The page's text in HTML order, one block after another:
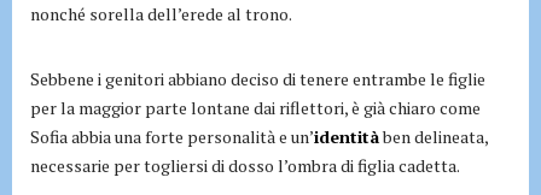
nonché sorella dell’erede al trono.
Sebbene i genitori abbiano deciso di tenere entrambe le figlie
per la maggior parte lontane dai riflettori, è già chiaro come
Sofia abbia una forte personalità e un’identitàben delineata,
necessarie per togliersi di dosso l’ombra di figlia cadetta.